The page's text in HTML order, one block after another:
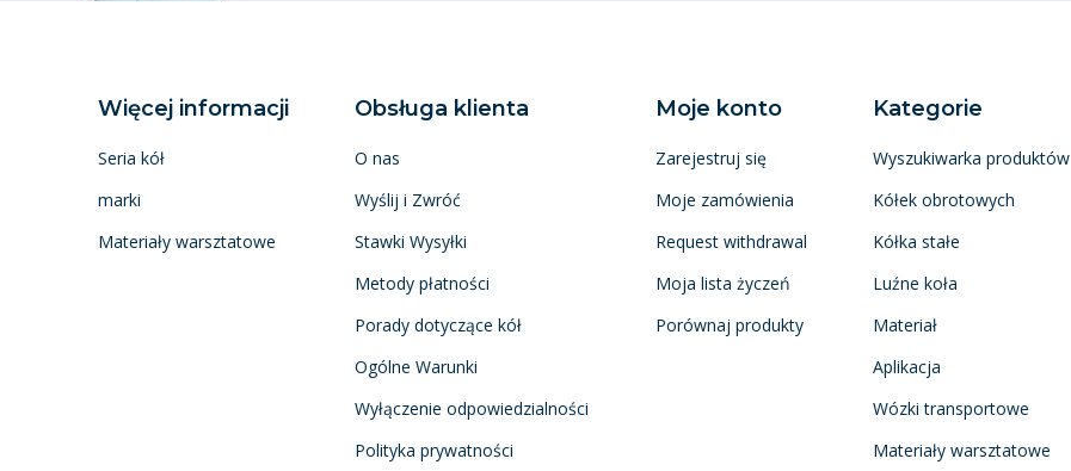
Więcej informacji
Seria kół
marki
Materiały warsztatowe
Obsługa klienta
O nas
Wyślij i Zwróć
Stawki Wysyłki
Metody płatności
Porady dotyczące kół
Ogólne Warunki
Wyłączenie odpowiedzialności
Polityka prywatności
Moje konto
Zarejestruj się
Moje zamówienia
Request withdrawal
Moja lista życzeń
Porównaj produkty
Kategorie
Wyszukiwarka produktów
Kółek obrotowych
Kółka stałe
Luźne koła
Materiał
Aplikacja
Wózki transportowe
Materiały warsztatowe